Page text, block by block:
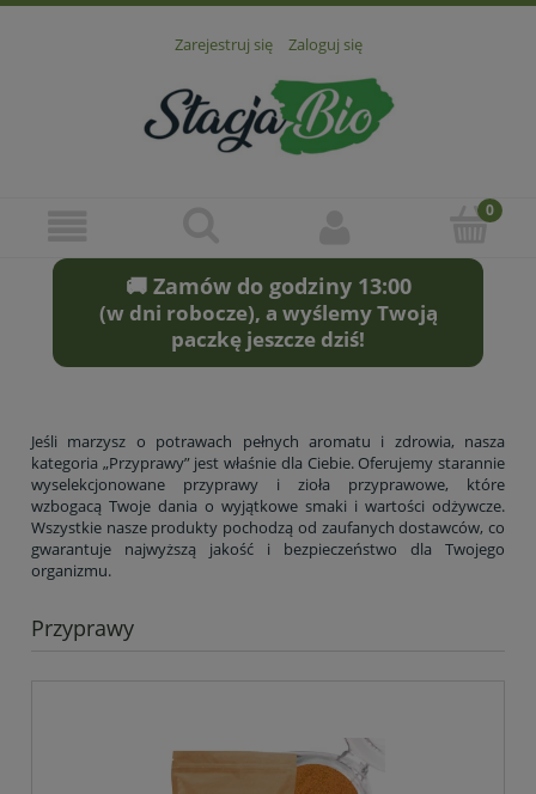
Zarejestruj się Zaloguj się
🚚 Zamów do godziny 13:00
(w dni robocze), a wyślemy Twoją
paczkę jeszcze dziś!
Jeśli marzysz o potrawach pełnych aromatu i zdrowia, nasza
kategoria „Przyprawy” jest właśnie dla Ciebie. Oferujemy starannie
wyselekcjonowane przyprawy i zioła przyprawowe, które
wzbogacą Twoje dania o wyjątkowe smaki i wartości odżywcze.
Wszystkie nasze produkty pochodzą od zaufanych dostawców, co
gwarantuje najwyższą jakość i bezpieczeństwo dla Twojego
organizmu.
Przyprawy